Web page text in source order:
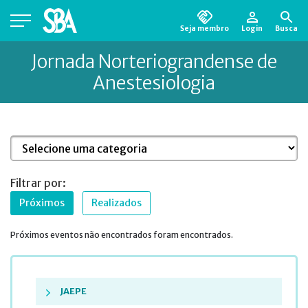
Seja membro Login Busca
Está em busca de algum documento?
para encontrá-lo.
Jornada Norteriograndense de
Anestesiologia
JAEPE
Filtrar por:
Próximos Realizados
Próximos eventos não encontrados foram encontrados.